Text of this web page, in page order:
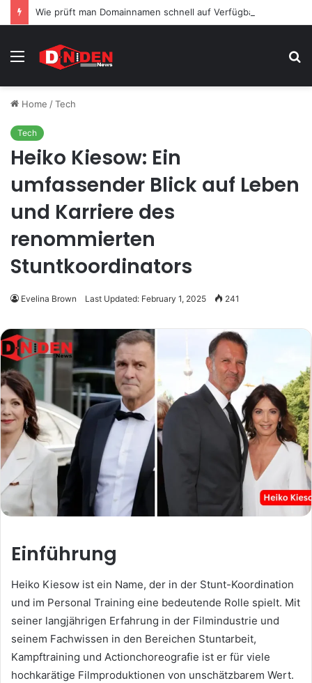
Wie prüft man Domainnamen schnell auf Verfügbarkeit?
Menu
Home /Tech
Tech
Heiko Kiesow: Ein
umfassender Blick auf Leben
und Karriere des
renommierten
Stuntkoordinators
Evelina Brown Last Updated: February 1, 2025 241
Einführung
Heiko Kiesow ist ein Name, der in der Stunt-Koordination
und im Personal Training eine bedeutende Rolle spielt. Mit
seiner langjährigen Erfahrung in der Filmindustrie und
seinem Fachwissen in den Bereichen Stuntarbeit,
Kampftraining und Actionchoreografie ist er für viele
hochkarätige Filmproduktionen von unschätzbarem Wert.